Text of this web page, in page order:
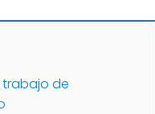
trabajo de